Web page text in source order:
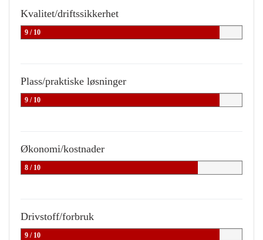
Kvalitet/driftssikkerhet
9 / 10
Plass/praktiske løsninger
9 / 10
Økonomi/kostnader
8 / 10
Drivstoff/forbruk
9 / 10